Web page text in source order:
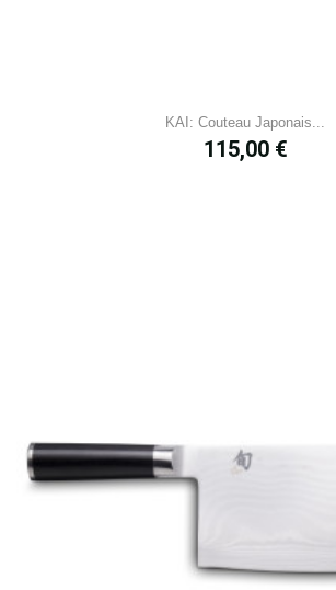
KAI: Couteau Japonais...
Prix
115,00 €